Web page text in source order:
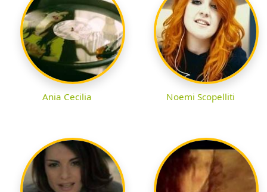
Ania Cecilia Noemi Scopelliti